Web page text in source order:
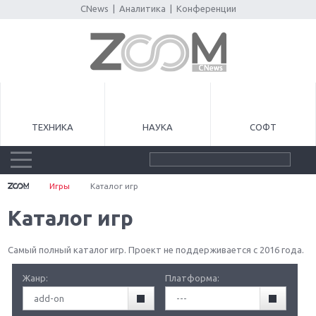
CNews Аналитика Конференции
ТЕХНИКА НАУКА СОФТ
Игры Каталог игр
Каталог игр
Самый полный каталог игр. Проект не поддерживается с 2016 года.
Жанр:
add-on
Платформа:
---